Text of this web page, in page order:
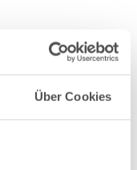
Über Cookies